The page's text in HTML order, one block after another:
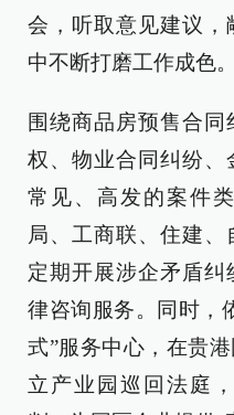
会，听取意见建议，
中不断打磨工作成色。
围绕商品房预售合
权、物业合同纠纷、
常见、高发的案件
局、工商联、住建、
定期开展涉企矛盾
律咨询服务。同时，
式”服务中心，在贵
立产业园巡回法庭